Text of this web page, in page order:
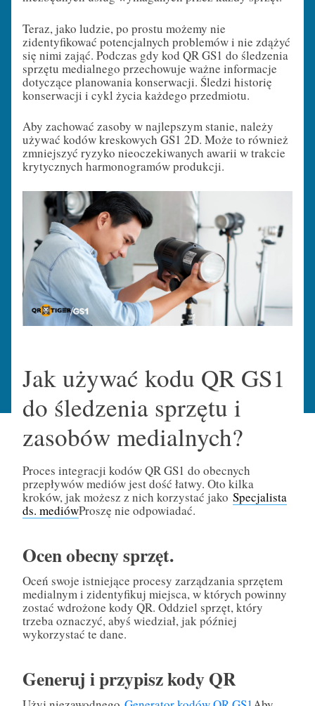
Teraz, jako ludzie, po prostu możemy nie
zidentyfikować potencjalnych problemów i nie zdążyć
się nimi zająć. Podczas gdy kod QR GS1 do śledzenia
sprzętu medialnego przechowuje ważne informacje
dotyczące planowania konserwacji. Śledzi historię
konserwacji i cykl życia każdego przedmiotu.
Aby zachować zasoby w najlepszym stanie, należy
używać kodów kreskowych GS1 2D. Może to również
zmniejszyć ryzyko nieoczekiwanych awarii w trakcie
krytycznych harmonogramów produkcji.
Jak używać kodu QR GS1
do śledzenia sprzętu i
zasobów medialnych?
Proces integracji kodów QR GS1 do obecnych
przepływów mediów jest dość łatwy. Oto kilka
kroków, jak możesz z nich korzystać jako Specjalista
ds. mediówProszę nie odpowiadać.
Ocen obecny sprzęt.
Oceń swoje istniejące procesy zarządzania sprzętem
medialnym i zidentyfikuj miejsca, w których powinny
zostać wdrożone kody QR. Oddziel sprzęt, który
trzeba oznaczyć, abyś wiedział, jak później
wykorzystać te dane.
Generuj i przypisz kody QR